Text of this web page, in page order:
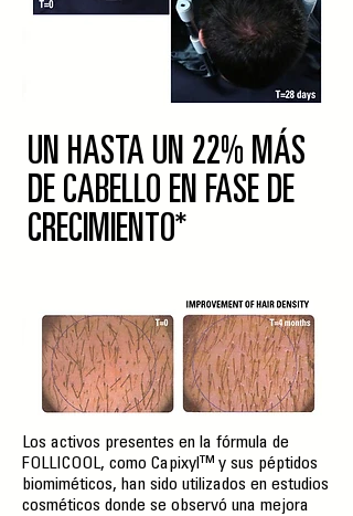
UN HASTA UN 22% MÁS
DE CABELLO EN FASE DE
CRECIMIENTO*
Los activos presentes en la fórmula de
FOLLICOOL, como Capixyl™ y sus péptidos
biomiméticos, han sido utilizados en estudios
cosméticos donde se observó una mejora